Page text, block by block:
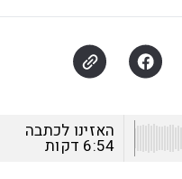
האזינו לכתבה
6:54 דקות